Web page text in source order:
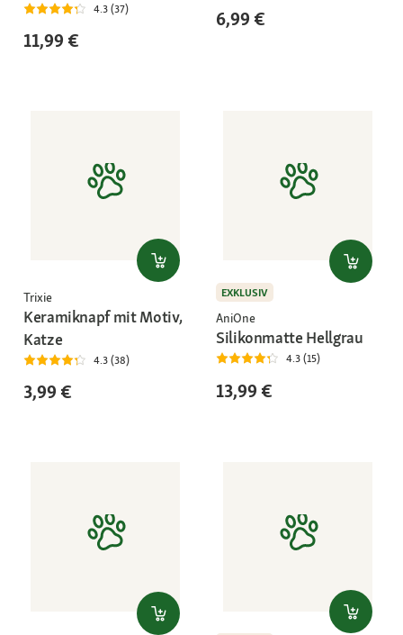
4.3 (37)
11,99 €
6,99 €
Trixie
Keramiknapf mit Motiv,
Katze
4.3 (38)
3,99 €
EXKLUSIV
AniOne
Silikonmatte Hellgrau
4.3 (15)
13,99 €